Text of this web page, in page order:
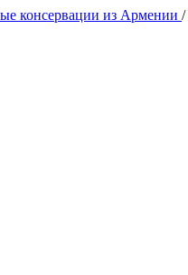
консервации из Армении /